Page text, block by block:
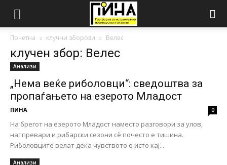
Почетна клучни зборови Велес
клучен збор: Велес
Анализи
„Нема веќе риболовци“: сведоштва за
пропаѓањето на езерото Младост
ПИНА 0
На брегот на езерото Младост наместо разговори за улов,
натпревари и рибарски сезони сè почесто е тишина.
Риболовците велат дека чувството е исто кај...
Анализи